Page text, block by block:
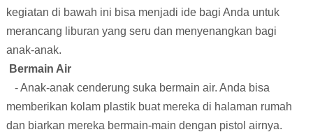
kegiatan di bawah ini bisa menjadi ide bagi Anda untuk
merancang liburan yang seru dan menyenangkan bagi
anak-anak.
Bermain Air
- Anak-anak cenderung suka bermain air. Anda bisa
memberikan kolam plastik buat mereka di halaman rumah
dan biarkan mereka bermain-main dengan pistol airnya.